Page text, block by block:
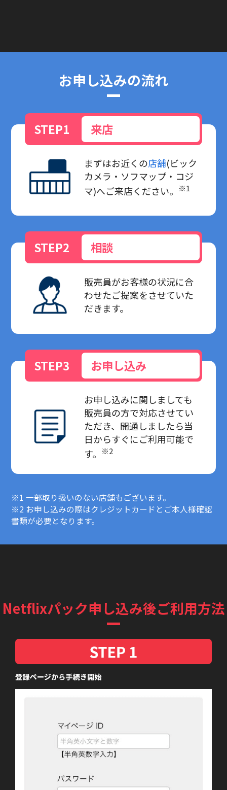
お申し込みの流れ
STEP1 来店
まずはお近くの店舗(ビック
カメラ・ソフマップ・コジ
マ)へご来店ください。
※1
STEP2 相談
販売員がお客様の状況に合
わせたご提案をさせていた
だきます。
STEP3 お申し込み
お申し込みに関しましても
販売員の方で対応させてい
ただき、開通しましたら当
日からすぐにご利用可能で
す。
※2
※1 一部取り扱いのない店舗もございます。
※2 お申し込みの際はクレジットカードとご本人様確認
書類が必要となります。
Netflixパック申し込み後ご利用方法